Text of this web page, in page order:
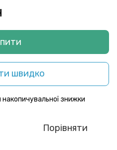
швидко
знижки
Порівняти